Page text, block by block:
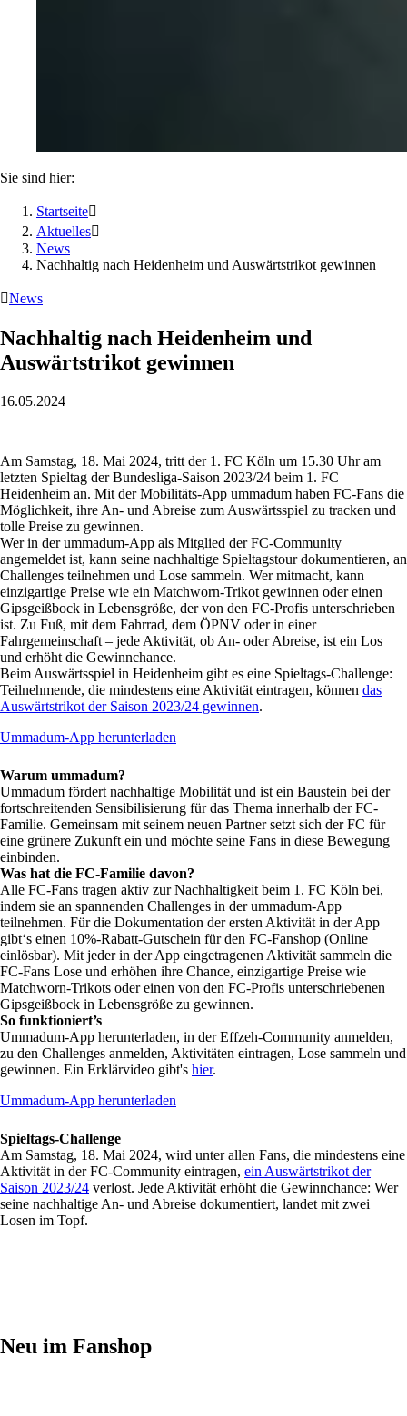
Sie sind hier:
Startseite
Aktuelles
News
Nachhaltig nach Heidenheim und Auswärtstrikot gewinnen
News
Nachhaltig nach Heidenheim und
Auswärtstrikot gewinnen
16.05.2024
Am Samstag, 18. Mai 2024, tritt der 1. FC Köln um 15.30 Uhr am
letzten Spieltag der Bundesliga-Saison 2023/24 beim 1. FC
Heidenheim an. Mit der Mobilitäts-App ummadum haben FC-Fans die
Möglichkeit, ihre An- und Abreise zum Auswärtsspiel zu tracken und
tolle Preise zu gewinnen.
Wer in der ummadum-App als Mitglied der FC-Community
angemeldet ist, kann seine nachhaltige Spieltagstour dokumentieren, an
Challenges teilnehmen und Lose sammeln. Wer mitmacht, kann
einzigartige Preise wie ein Matchworn-Trikot gewinnen oder einen
Gipsgeißbock in Lebensgröße, der von den FC-Profis unterschrieben
ist. Zu Fuß, mit dem Fahrrad, dem ÖPNV oder in einer
Fahrgemeinschaft – jede Aktivität, ob An- oder Abreise, ist ein Los
und erhöht die Gewinnchance.
Beim Auswärtsspiel in Heidenheim gibt es eine Spieltags-Challenge:
Teilnehmende, die mindestens eine Aktivität eintragen, können das
Auswärtstrikot der Saison 2023/24 gewinnen.
Ummadum-App herunterladen
Warum ummadum?
Ummadum fördert nachhaltige Mobilität und ist ein Baustein bei der
fortschreitenden Sensibilisierung für das Thema innerhalb der FC-
Familie. Gemeinsam mit seinem neuen Partner setzt sich der FC für
eine grünere Zukunft ein und möchte seine Fans in diese Bewegung
einbinden.
Was hat die FC-Familie davon?
Alle FC-Fans tragen aktiv zur Nachhaltigkeit beim 1. FC Köln bei,
indem sie an spannenden Challenges in der ummadum-App
teilnehmen. Für die Dokumentation der ersten Aktivität in der App
gibt‘s einen 10%-Rabatt-Gutschein für den FC-Fanshop (Online
einlösbar). Mit jeder in der App eingetragenen Aktivität sammeln die
FC-Fans Lose und erhöhen ihre Chance, einzigartige Preise wie
Matchworn-Trikots oder einen von den FC-Profis unterschriebenen
Gipsgeißbock in Lebensgröße zu gewinnen.
So funktioniert’s
Ummadum-App herunterladen, in der Effzeh-Community anmelden,
zu den Challenges anmelden, Aktivitäten eintragen, Lose sammeln und
gewinnen. Ein Erklärvideo gibt's hier.
Ummadum-App herunterladen
Spieltags-Challenge
Am Samstag, 18. Mai 2024, wird unter allen Fans, die mindestens eine
Aktivität in der FC-Community eintragen, ein Auswärtstrikot der
Saison 2023/24 verlost. Jede Aktivität erhöht die Gewinnchance: Wer
seine nachhaltige An- und Abreise dokumentiert, landet mit zwei
Losen im Topf.
Neu im Fanshop